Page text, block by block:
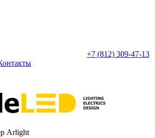
+7 (812) 309-47-13
Arlight